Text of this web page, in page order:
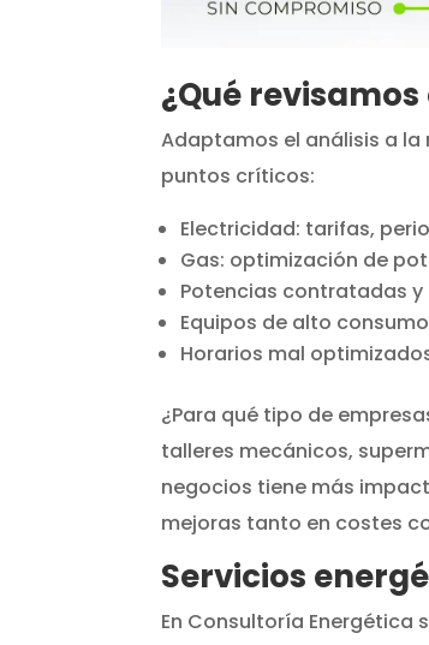
¿Qué
Adaptamos el análisis a la
puntos críticos:
Electricidad: tarifas,
Gas: optimización de
Potencias contratadas
Equipos de alto
Horarios mal
¿Para qué tipo de
talleres mecánicos,
negocios tiene más
mejoras tanto en costes
Servicios
En Consultoría Energética